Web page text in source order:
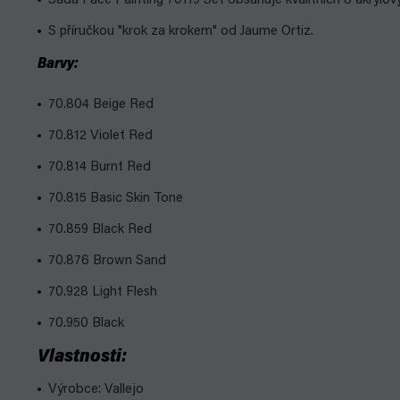
S příručkou "krok za krokem" od Jaume Ortiz.
Barvy:
70.804 Beige Red
70.812 Violet Red
70.814 Burnt Red
70.815 Basic Skin Tone
70.859 Black Red
70.876 Brown Sand
70.928 Light Flesh
70.950 Black
Vlastnosti:
Výrobce: Vallejo